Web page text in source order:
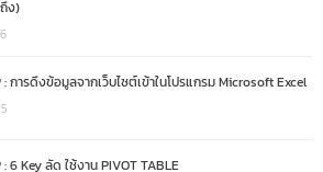
ง)
: การดึงข้อมูลจากเว็บไซต์เข้าในโปรแกรม Microsoft Excel
: 6 Key ลัด ใช้งาน PIVOT TABLE